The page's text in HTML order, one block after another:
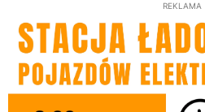
REKLAMA